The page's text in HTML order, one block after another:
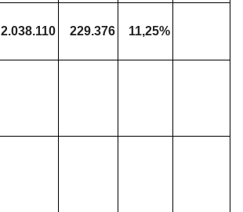
2.038.110 229.376 11,25%